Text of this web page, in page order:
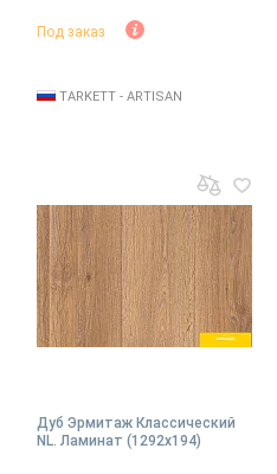
Под заказ
TARKETT - ARTISAN
Дуб Эрмитаж Классический
NL. Ламинат (1292х194)